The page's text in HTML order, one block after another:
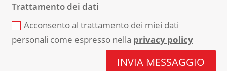
Trattamento dei dati
Acconsento al trattamento dei miei dati
personali come espresso nella privacy policy
INVIA MESSAGGIO